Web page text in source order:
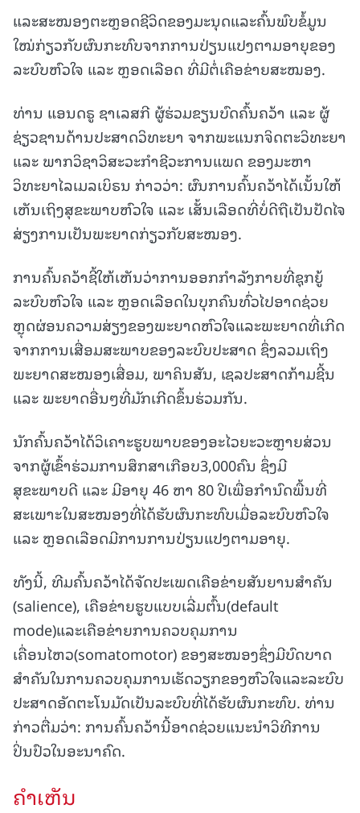
ແລະສະໝອງຕະຫຼອດຊີວິດຂອງມະນຸດແລະຄົ້ນພົບຂໍ້ມູນ
ໃໝ່ກ່ຽວກັບຜົນກະທົບຈາກການປ່ຽນແປງຕາມອາຍຸຂອງ
ລະບົບຫົວໃຈ ແລະ ຫຼອດເລືອດ ທີ່ມີຕໍ່ເຄືອຂ່າຍສະໝອງ.
ທ່ານ ແອນດຣູ ຊາເລສກີ ຜູ້ຮ່ວມຂຽນບົດຄົ້ນຄວ້າ ແລະ ຜູ້
ຊ່ຽວຊານດ້ານປະສາດວິທະຍາ ຈາກພະແນກຈິດຕະວິທະຍາ
ແລະ ພາກວິຊາວິສະວະກໍາຊີວະການແພດ ຂອງມະຫາ
ວິທະຍາໄລເມລເບິຣນ ກ່າວວ່າ: ຜົນການຄົ້ນຄວ້າໄດ້ເນັ້ນໃຫ້
ເຫັນເຖິງສຸຂະພາບຫົວໃຈ ແລະ ເສັ້ນເລືອດທີ່ບໍ່ດີຖືເປັນປັດໄຈ
ສ່ຽງການເປັນພະຍາດກ່ຽວກັບສະໝອງ.
ການຄົ້ນຄວ້າຊີ້ໃຫ້ເຫັນວ່າການອອກກໍາລັງກາຍທີ່ຊຸກຍູ້
ລະບົບຫົວໃຈ ແລະ ຫຼອດເລືອດໃນບຸກຄົນທົ່ວໄປອາດຊ່ວຍ
ຫຼຸດຜ່ອນຄວາມສ່ຽງຂອງພະຍາດຫົວໃຈແລະພະຍາດທີ່ເກີດ
ຈາກການເສື່ອມສະພາບຂອງລະບົບປະສາດ ຊຶ່ງລວມເຖິງ
ພະຍາດສະໝອງເສື່ອມ, ພາຄິນສັນ, ເຊລປະສາດກ້າມຊີ້ນ
ແລະ ພະຍາດອື່ນໆທີ່ມັກເກີດຂຶ້ນຮ່ວມກັນ.
ນັກຄົ້ນຄວ້າໄດ້ວິເຄາະຮູບພາບຂອງອະໄວຍະວະຫຼາຍສ່ວນ
ຈາກຜູ້ເຂົ້າຮ່ວມການສຶກສາເກືອບ3,000ຄົນ ຊຶ່ງມີ
ສຸຂະພາບດີ ແລະ ມີອາຍຸ 46 ຫາ 80 ປີເພື່ອກໍານົດພື້ນທີ່
ສະເພາະໃນສະໝອງທີ່ໄດ້ຮັບຜົນກະທົບເມື່ອລະບົບຫົວໃຈ
ແລະ ຫຼອດເລືອດມີການການປ່ຽນແປງຕາມອາຍຸ.
ທັງນີ້, ທີມຄົ້ນຄວ້າໄດ້ຈັດປະເພດເຄືອຂ່າຍສັນຍານສຳຄັນ
(salience), ເຄືອຂ່າຍຮູບແບບເລີ່ມຕົ້ນ(default
mode)ແລະເຄືອຂ່າຍການຄວບຄຸມການ
ເຄື່ອນໄຫວ(somatomotor) ຂອງສະໝອງຊຶ່ງມີບົດບາດ
ສໍາຄັນໃນການຄວບຄຸມການເຮັດວຽກຂອງຫົວໃຈແລະລະບົບ
ປະສາດອັດຕະໂນມັດເປັນລະບົບທີ່ໄດ້ຮັບຜົນກະທົບ. ທ່ານ
ກ່າວຕື່ມວ່າ: ການຄົ້ນຄວ້ານີ້ອາດຊ່ວຍແນະນໍາວິທີການ
ປິ່ນປົວໃນອະນາຄົດ.
ຄໍາເຫັນ